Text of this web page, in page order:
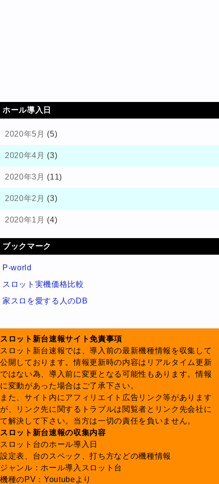
ホール導入日
2020年5月 (5)
2020年4月 (3)
2020年3月 (11)
2020年2月 (3)
2020年1月 (4)
ブックマーク
P-world
スロット実機価格比較
家スロを愛する人のDB
スロット新台速報サイト免責事項
スロット新台速報では、導入前の最新機種情報を収集して
公開しております。情報更新時の内容はリアルタイム更新
ではない為、導入前に変更となる可能性もあります。情報
に変動があった場合はご了承下さい。
また、サイト内にアフィリエイト広告リンク等があります
が、リンク先に関するトラブルは閲覧者とリンク先会社に
て解決して下さい。当方は一切の責任を負いません。
スロット新台速報の収集内容
スロット台のホール導入日
設定表、台のスペック、打ち方などの機種情報
ジャンル：ホール導入スロット台
機種のPV：Youtubeより